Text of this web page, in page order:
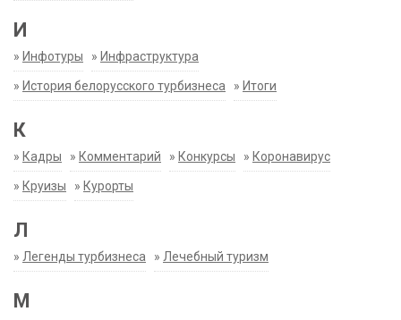
И
» Инфотуры » Инфраструктура
» История белорусского турбизнеса » Итоги
К
» Кадры » Комментарий » Конкурсы » Коронавирус
» Круизы » Курорты
Л
» Легенды турбизнеса » Лечебный туризм
М